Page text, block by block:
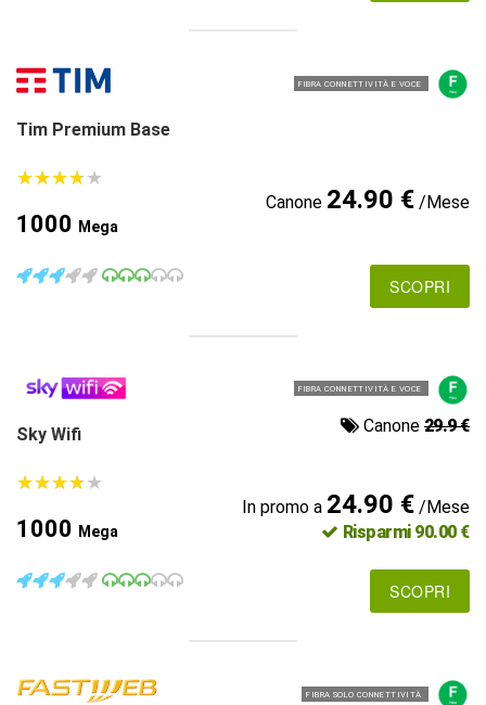
FIBRA CONNETTIVITÀ E VOCE
Tim Premium Base
★★★★★
★★★★★
1000 Mega
Canone 24.90 €/Mese
SCOPRI
FIBRA CONNETTIVITÀ E VOCE
Sky Wifi Canone 29.9 €
★★★★★
★★★★★
1000 Mega
In promo a 24.90 €/Mese
Risparmi 90.00 €
SCOPRI
FIBRA SOLO CONNETTIVITÀ